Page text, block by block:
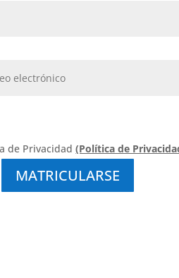
de Privacidad(Política de
MATRICULARSE